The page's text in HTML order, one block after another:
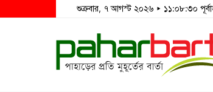
শুক্রবার, ৭ আগস্ট ২০২৬ ▸ ১১:০৮:৩০